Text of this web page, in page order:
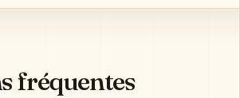
fréquentes